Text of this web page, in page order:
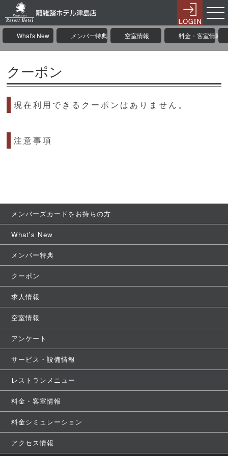
What's New メンバー特典 空室情報 料金・客室情報
クーポン
現在利用できるクーポンはありません。
注意事項
メンバーズカードをお持ちの方
What's New
メンバー特典
クーポン
求人情報
空室情報
アンケート
サービス・設備情報
レストランメニュー
料金・客室情報
料金シミュレーション
アクセス情報